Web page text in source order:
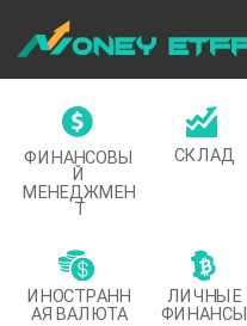
ФИНАНСОВЫ
Й
МЕНЕДЖМЕН
Т
СКЛАД
ИНОСТРАНН
АЯ ВАЛЮТА
ЛИЧНЫЕ
ФИНАНСЫ